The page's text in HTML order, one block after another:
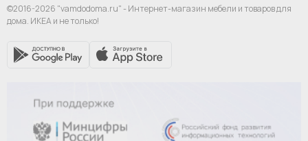
©2016-2026 "vamdodoma.ru" - Интернет-магазин мебели и товаров для
дома. ИКЕА и не только!